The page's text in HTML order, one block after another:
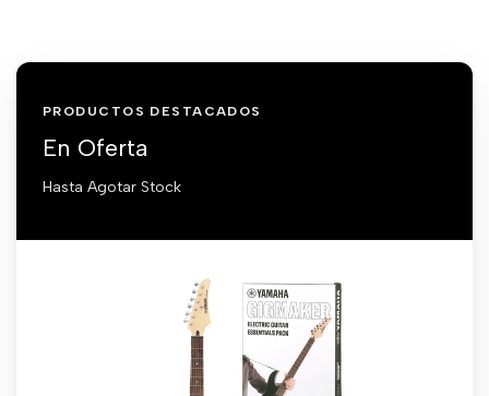
PRODUCTOS DESTACADOS
En Oferta
Hasta Agotar Stock